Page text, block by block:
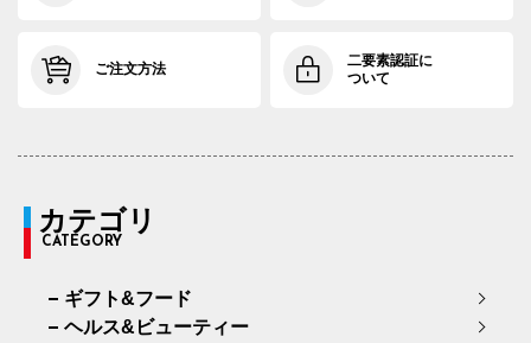
ご注文方法
二要素認証に
ついて
カテゴリ
CATEGORY
ギフト&フード
ヘルス&ビューティー